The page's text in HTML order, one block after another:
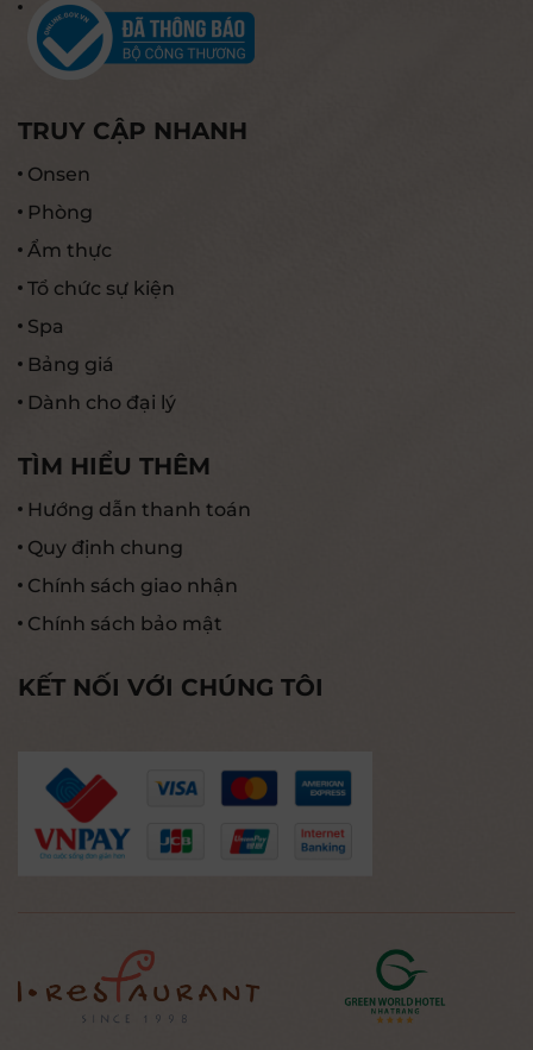
TRUY CẬP NHANH
Onsen
Phòng
Ẩm thực
Tổ chức sự kiện
Spa
Bảng giá
Dành cho đại lý
TÌM HIỂU THÊM
Hướng dẫn thanh toán
Quy định chung
Chính sách giao nhận
Chính sách bảo mật
KẾT NỐI VỚI CHÚNG TÔI